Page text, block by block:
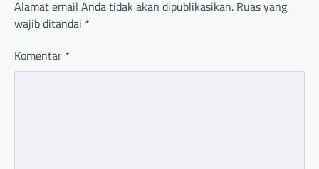
Alamat email Anda tidak akan dipublikasikan. Ruas yang
wajib ditandai *
Komentar *